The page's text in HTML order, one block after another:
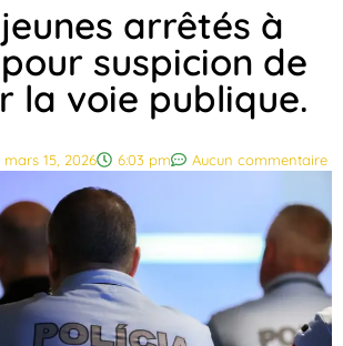
arrêtés à
suspicion de
la voie publique.
mars 15, 2026 6:03 pm Aucun commentaire